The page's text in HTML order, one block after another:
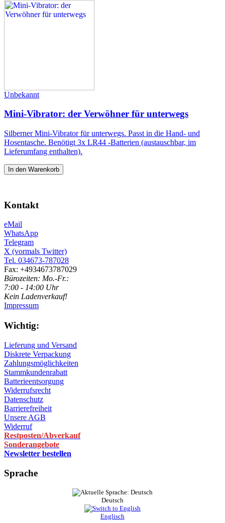
Unbekannt
Mini-Vibrator: der Verwöhner für unterwegs
Silberner Mini-Vibrator für unterwegs. Passt in die Hand- und
Hosentasche. Benötigt 3x LR44 -Batterien (austauschbar, im
Lieferumfang enthalten).
In den Warenkorb
Kontakt
eMail
WhatsApp
Telegram
X (vormals Twitter)
Tel. 034673-787028
Fax: +4934673787029
Bürozeiten: Mo.-Fr.:
7:00 - 14:00 Uhr
Kein Ladenverkauf!
Impressum
Wichtig:
Lieferung und Versand
Diskrete Verpackung
Zahlungsmöglichkeiten
Stammkundenrabatt
Batterieentsorgung
Widerrufsrecht
Datenschutz
Barrierefreiheit
Unsere AGB
Widerruf
Restposten/Abverkauf
Sonderangebote
Newsletter bestellen
Sprache
Deutsch
Englisch